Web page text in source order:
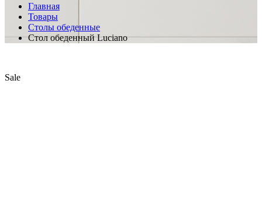
Главная
Товары
Столы обеденные
Стол обеденный Luciano
Sale